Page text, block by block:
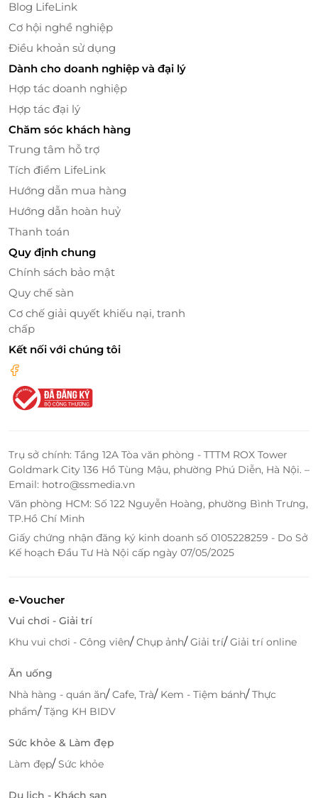
Không Gian Chỉn Chu & Phục Vụ Tận Tâm
Restaurant còn chú trọng đến không gian và dịch vụ
nhằm mang lại trải nghiệm thoải mái cho thực
khách.
Nhà hàng có nhiều khu vực ngồi khác nhau, đáp
ứng nhu cầu riêng tư của từng nhóm khách. Đội
ngũ nhân viên phục vụ chu đáo, nhiệt tình, luôn sẵn
sàng hỗ trợ để bữa ăn diễn ra suôn sẻ và trọn vẹn.
LifeLink – Đặt Bàn Nhanh Gọn, Ưu Đãi
Rõ Ràng
deal ăn uống chất lượng, chủ động đặt bàn và tận
hưởng ưu đãi tại những nhà hàng uy tín.
Vì Sao Nên Đặt Combo 4 Qua LifeLink?
Giá ưu đãi khi trải nghiệm Combo 4 tại Hưởng
The Garden Restaurant
Quy trình đặt deal đơn giản, nhanh chóng
e-Voucher tiện lợi, dễ sử dụng
Hỗ trợ khách hàng kịp thời khi cần thiết
Trọn Vẹn
Đừng bỏ lỡ cơ hội thưởng thức Combo 4 tại Hưởng
Blog LifeLink
Cơ hội nghề nghiệp
Điều khoản sử dụng
Dành cho doanh nghiệp và đại lý
Hợp tác doanh nghiệp
Hợp tác đại lý
Chăm sóc khách hàng
Trung tâm hỗ trợ
Tích điểm LifeLink
Hướng dẫn mua hàng
Hướng dẫn hoàn huỷ
Thanh toán
Quy định chung
Chính sách bảo mật
Quy chế sàn
Cơ chế giải quyết khiếu nại, tranh
chấp
Kết nối với chúng tôi
Trụ sở chính: Tầng 12A Tòa văn phòng - TTTM ROX Tower
Goldmark City 136 Hồ Tùng Mậu, phường Phú Diễn, Hà Nội. –
Email: hotro@ssmedia.vn
Văn phòng HCM: Số 122 Nguyễn Hoàng, phường Bình Trưng,
TP.Hồ Chí Minh
Giấy chứng nhận đăng ký kinh doanh số 0105228259 - Do Sở
Kế hoạch Đầu Tư Hà Nội cấp ngày 07/05/2025
e-Voucher
Vui chơi - Giải trí
Khu vui chơi - Công viên/Chụp ảnh/Giải trí/Giải trí online
Ăn uống
Nhà hàng - quán ăn/Cafe, Trà/ Kem - Tiệm bánh/Thực
phẩm/Tặng KH BIDV
Sức khỏe & Làm đẹp
Làm đẹp/Sức khỏe
Du lịch - Khách sạn